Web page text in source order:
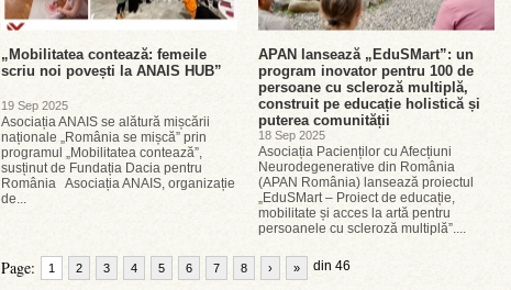
„Mobilitatea contează: femeile
scriu noi povești la ANAIS HUB”
19 Sep 2025
Asociația ANAIS se alătură mișcării
naționale „România se mișcă” prin
programul „Mobilitatea contează”,
susținut de Fundația Dacia pentru
România Asociația ANAIS, organizație
de...
APAN lansează „EduSMart”: un
program inovator pentru 100 de
persoane cu scleroză multiplă,
construit pe educație holistică și
puterea comunității
18 Sep 2025
Asociația Pacienților cu Afecțiuni
Neurodegenerative din România
(APAN România) lansează proiectul
„EduSMart – Proiect de educație,
mobilitate și acces la artă pentru
persoanele cu scleroză multiplă”....
Page: 1 2 3 4 5 6 7 8 din 46
› »